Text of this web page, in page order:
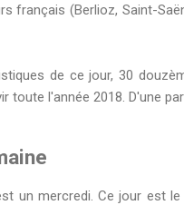
français (Berlioz, Saint-
de ce jour, 30
toute l'année 2018. D'une
un mercredi. Ce jour est